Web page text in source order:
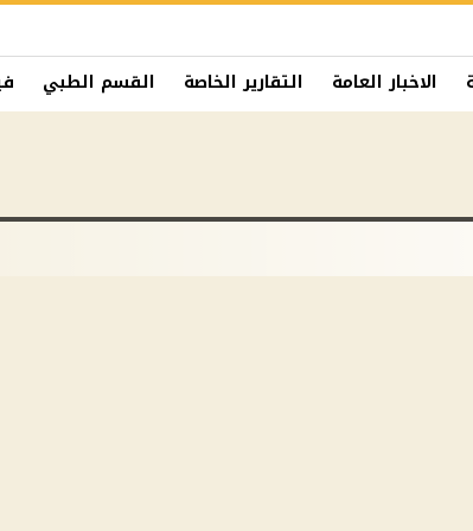
الاخبار العامة التقارير الخاصة القسم الطبي